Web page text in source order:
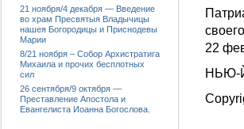
22
НЬЮ-
21 ноября/4 декабря — Введение
во храм Пресвятыя Владычицы
нашея Богородицы и Приснодевы
Марии
8/21 ноября – Собор Архистратига
Михаила и прочих бесплотных
сил
26 сентября/9 октября —
Преставление Апостола и
Евангелиста Иоанна Богослова.